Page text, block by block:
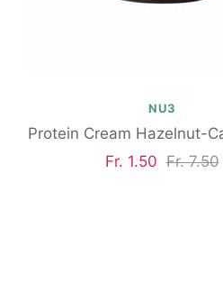
NU3
Protein Cream Hazelnut-
Angebotspreis
Fr. 1.50 Fr. 7.50